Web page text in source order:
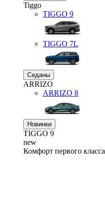
Tiggo
TIGGO 9
TIGGO 7L
Седаны
ARRIZO
ARRIZO 8
Новинки
TIGGO 9
new
Комфорт первого класса